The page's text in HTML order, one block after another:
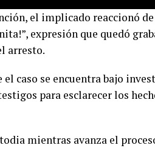
el implicado reaccionó de
expresión que quedó
arresto.
caso se encuentra bajo
para esclarecer los
mientras avanza el